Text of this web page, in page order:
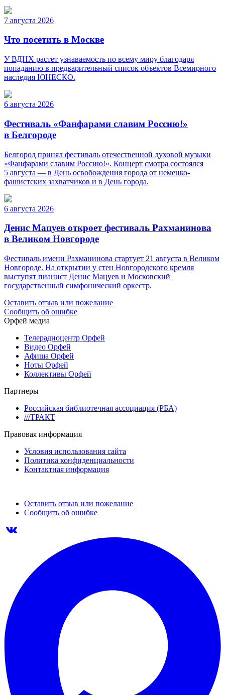
7 августа 2026
Что посетить в Москве
У ВДНХ растет узнаваемость по всему миру благодаря
попаданию в предварительный список объектов Всемирного
наследия ЮНЕСКО.
6 августа 2026
Фестиваль «Фанфарами славим Россию!»
в Белгороде
Белгород принял фестиваль отечественной духовой музыки
«Фанфарами славим Россию!». Концерт смотра состоялся
5 августа — в День освобождения города от немецко-
фашистских захватчиков и в День города.
6 августа 2026
Денис Мацуев откроет фестиваль Рахманинова
в Великом Новгороде
Фестиваль имени Рахманинова стартует 21 августа в Великом
Новгороде. На открытии у стен Новгородского кремля
выступят пианист Денис Мацуев и Московский
государственный симфонический оркестр.
Оставить отзыв или пожелание
Сообщить об ошибке
Орфей медиа
Телерадиоцентр Орфей
Видео Орфей
Афиша Орфей
Ноты Орфей
Коллективы Орфей
Партнеры
Российская библиотечная ассоциация (РБА)
///ТРАКТ
Правовая информация
Условия использования сайта
Политика конфиденциальности
Контактная информация
Оставить отзыв или пожелание
Сообщить об ошибке